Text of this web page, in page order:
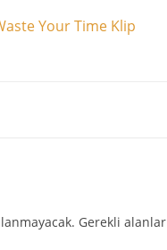
Your Time Klip
Gerekli alanlar